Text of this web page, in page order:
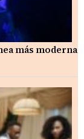
más moderna